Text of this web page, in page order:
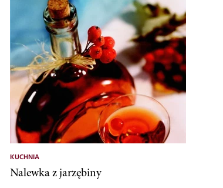
KUCHNIA
Nalewka z jarzębiny